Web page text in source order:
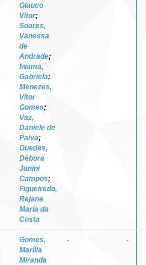
Glauco
Vitor;
Soares,
Vanessa
de
Andrade;
Iwama,
Gabriela;
Menezes,
Vítor
Gomes;
Vaz,
Daniele de
Paiva;
Guedes,
Débora
Janini
Campos;
Figueiredo,
Rejane
Maria da
Costa
Gomes,
Marília
Miranda
- -